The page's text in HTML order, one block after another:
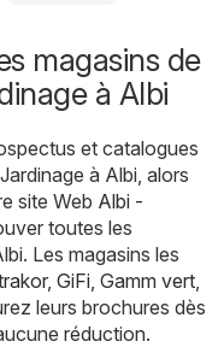
magasins de
à Albi
et catalogues
à Albi, alors
site Web Albi -
toutes les
Les magasins les
, GiFi Gamm vert
leurs brochures dès
réduction.